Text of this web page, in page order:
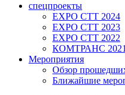
спецпроекты
EXPO CTT 2024
EXPO CTT 2023
EXPO CTT 2022
КОМТРАНС 2021
Мероприятия
Обзор
Ближайшие